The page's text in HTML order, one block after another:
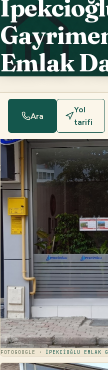
Emlak
Ara
Yol
tarifi
FOTO GOOGLE · İPEKCİOĞLU EMLAK